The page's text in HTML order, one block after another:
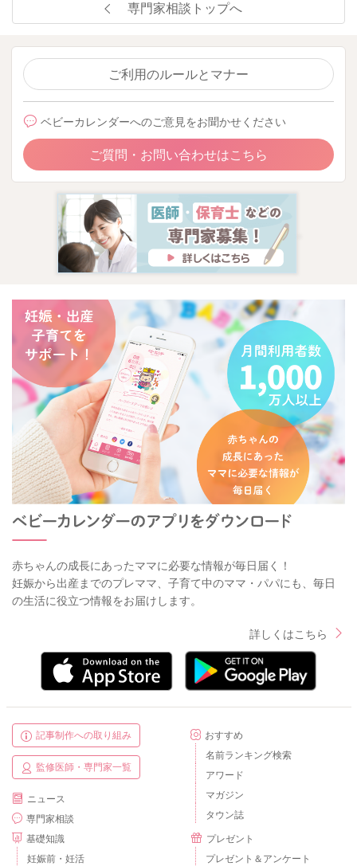
専門家相談トップへ
ご利用のルールとマナー
ベビーカレンダーへのご意見をお聞かせください
ご質問・お問い合わせはこちら
赤ちゃんの成長にあったママに必要な情報が毎日届く！
妊娠から出産までのプレママ、子育て中のママ・パパにも、毎日
の生活に役立つ情報をお届けします。
詳しくはこちら
記事制作への取り組み
監修医師・専門家一覧
ニュース
専門家相談
基礎知識
妊娠前・妊活
おすすめ
名前ランキング検索
アワード
マガジン
タウン誌
プレゼント
プレゼント＆アンケート